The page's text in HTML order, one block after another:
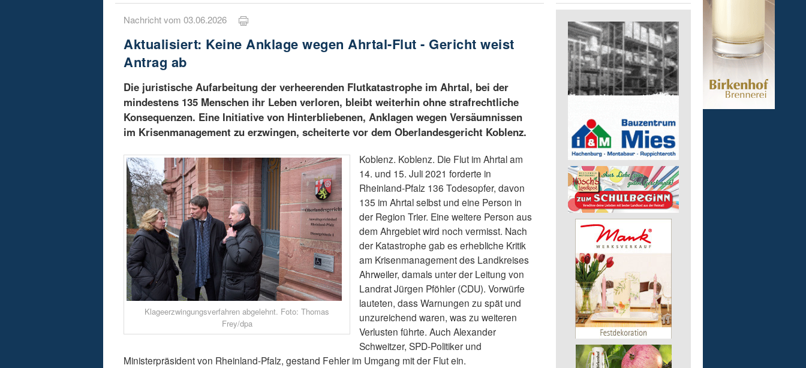
Nachricht vom 03.06.2026
Aktualisiert: Keine Anklage wegen Ahrtal-Flut - Gericht weist
Antrag ab
Die juristische Aufarbeitung der verheerenden Flutkatastrophe im Ahrtal, bei der
mindestens 135 Menschen ihr Leben verloren, bleibt weiterhin ohne strafrechtliche
Konsequenzen. Eine Initiative von Hinterbliebenen, Anklagen wegen Versäumnissen
im Krisenmanagement zu erzwingen, scheiterte vor dem Oberlandesgericht Koblenz.
Klageerzwingungsverfahren abgelehnt. Foto: Thomas
Frey/dpa
Koblenz. Koblenz. Die Flut im Ahrtal am
14. und 15. Juli 2021 forderte in
Rheinland-Pfalz 136 Todesopfer, davon
135 im Ahrtal selbst und eine Person in
der Region Trier. Eine weitere Person aus
dem Ahrgebiet wird noch vermisst. Nach
der Katastrophe gab es erhebliche Kritik
am Krisenmanagement des Landkreises
Ahrweiler, damals unter der Leitung von
Landrat Jürgen Pföhler (CDU). Vorwürfe
lauteten, dass Warnungen zu spät und
unzureichend waren, was zu weiteren
Verlusten führte. Auch Alexander
Schweitzer, SPD-Politiker und
Ministerpräsident von Rheinland-Pfalz, gestand Fehler im Umgang mit der Flut ein.